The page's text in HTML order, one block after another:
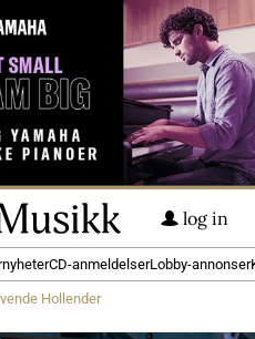
log in
CD-anmeldelserLobby-annonser
Hollender